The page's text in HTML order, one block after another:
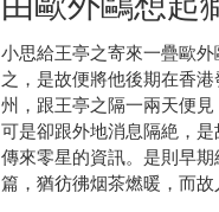
由歐外鷗想起
小思給王亭之寄來一疊歐
之，是故便將他後期在香
州，跟王亭之隔一兩天便
可是卻跟外地消息隔絶，
傳來零星的資訊。是則早
篇，猶彷彿烟茶燃暖，而故